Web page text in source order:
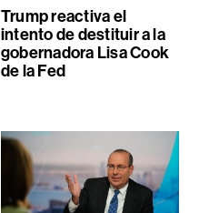
Trump reactiva el
intento de destituir a la
gobernadora Lisa Cook
de la Fed